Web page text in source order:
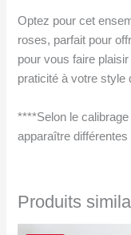
Optez pour cet
roses, parfait pour
pour vous faire
praticité à votre style
****Selon le
apparaître
Produits